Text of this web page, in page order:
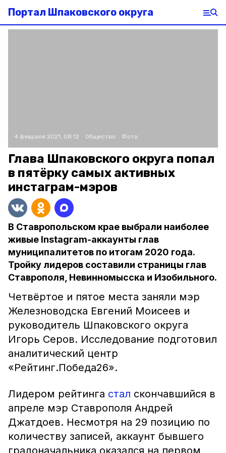
Портал Шпаковского округа
4 февраля 2021, 08:12 Общество Фото:
Глава Шпаковского округа попал
в пятёрку самых активных
инстаграм-мэров
В Ставропольском крае выбрали наиболее
живые Instagram-аккаунты глав
муниципалитетов по итогам 2020 года.
Тройку лидеров составили страницы глав
Ставрополя, Невинномысска и Изобильного.
Четвёртое и пятое места заняли мэр
Железноводска Евгений Моисеев и
руководитель Шпаковского округа
Игорь Серов. Исследование подготовил
аналитический центр
«Рейтинг.Победа26».
Лидером рейтинга стал скончавшийся в
апреле мэр Ставрополя Андрей
Джатдоев. Несмотря на 29 позицию по
количеству записей, аккаунт бывшего
градоначальника оказался на первом